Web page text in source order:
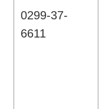
0299-37-
6611